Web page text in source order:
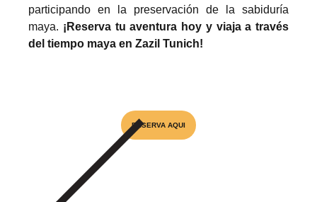
participando en la preservación de la sabiduría
maya. ¡Reserva tu aventura hoy y viaja a través
del tiempo maya en Zazil Tunich!
RESERVA AQUI